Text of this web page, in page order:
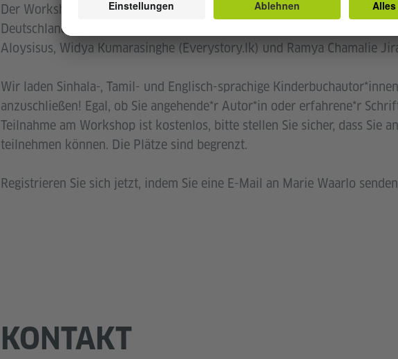
Der Workshop wird geleitet von der Autorin und Redakteurin Chantal-
Deutschland, mit Beiträgen von Autorin und Lehrerin für Drama und
Aloysisus, Widya Kumarasinghe (Everystory.lk) und Ramya Chamalie
Wir laden Sinhala-, Tamil- und Englisch-sprachige
anzuschließen! Egal, ob Sie angehende*r Autor*in oder erfahrene*r
Teilnahme am Workshop ist kostenlos, bitte stellen Sie sicher, dass Sie
teilnehmen können. Die Plätze sind begrenzt.
Registrieren Sie sich jetzt, indem Sie eine E-Mail an Marie Waarlo
KONTAKT